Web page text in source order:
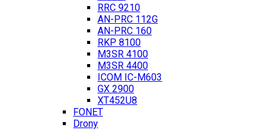
RRC 9210
AN-PRC 112G
AN-PRC 160
RKP 8100
M3SR 4100
M3SR 4400
ICOM IC-M603
GX 2900
XT452U8
FONET
Drony